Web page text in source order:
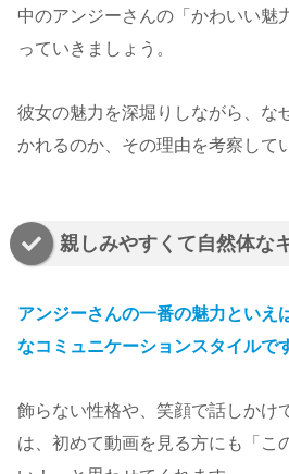
中のアンジーさんの「かわいい魅
っていきましょう。
彼女の魅力を深堀りしながら、な
かれるのか、その理由を考察して
親しみやすくて自然体な
アンジーさんの一番の魅力といえ
なコミュニケーションスタイルで
飾らない性格や、笑顔で話しかけ
は、初めて動画を見る方にも「こ